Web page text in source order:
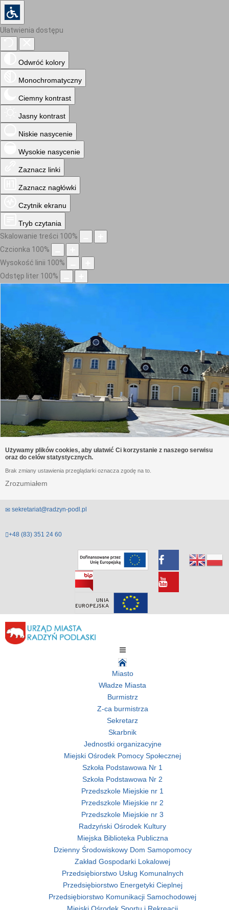
Ułatwienia dostępu
Odwróć kolory
Monochromatyczny
Ciemny kontrast
Jasny kontrast
Niskie nasycenie
Wysokie nasycenie
Zaznacz linki
Zaznacz nagłówki
Czytnik ekranu
Tryb czytania
Skalowanie treści 100%
Czcionka 100%
Wysokość linii 100%
Odstęp liter 100%
Używamy plików cookies, aby ułatwić Ci korzystanie z naszego serwisu
oraz do celów statystycznych.
Brak zmiany ustawienia przeglądarki oznacza zgodę na to.
Zrozumiałem
sekretariat@radzyn-podl.pl
+48 (83) 351 24 60
Miasto
Władze Miasta
Burmistrz
Z-ca burmistrza
Sekretarz
Skarbnik
Jednostki organizacyjne
Miejski Ośrodek Pomocy Społecznej
Szkoła Podstawowa Nr 1
Szkoła Podstawowa Nr 2
Przedszkole Miejskie nr 1
Przedszkole Miejskie nr 2
Przedszkole Miejskie nr 3
Radzyński Ośrodek Kultury
Miejska Biblioteka Publiczna
Dzienny Środowiskowy Dom Samopomocy
Zakład Gospodarki Lokalowej
Przedsiębiorstwo Usług Komunalnych
Przedsiębiorstwo Energetyki Cieplnej
Przedsiębiorstwo Komunikacji Samochodowej